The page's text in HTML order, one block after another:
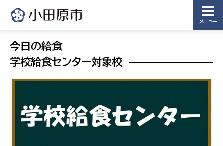
メニュー
今日の給食
学校給食センター対象校